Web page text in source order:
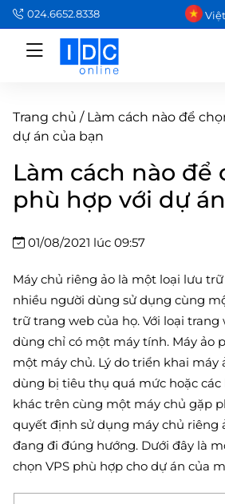
024.6652.8338
Trang chủ / Làm cách nào để
dự án của bạn
Làm cách nào để
phù hợp với dự
01/08/2021 lúc 09:57
Máy chủ riêng ảo là một loại lưu
nhiều người dùng sử dụng cùng
trữ trang web của họ. Với loại
dùng chỉ có một máy tính. Máy ảo
một máy chủ. Lý do triển khai máy
dùng bị tiêu thụ quá mức hoặc
khác trên cùng một máy chủ gặp
quyết định sử dụng máy chủ riêng
đang đi đúng hướng. Dưới đây là
chọn VPS phù hợp cho dự án của